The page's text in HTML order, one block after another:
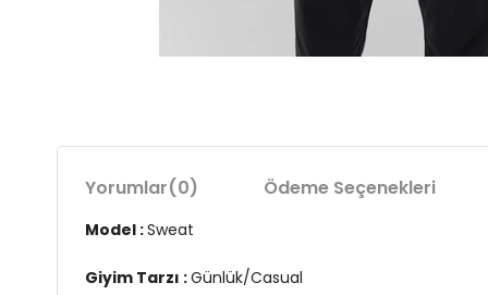
Yorumlar(0) Ödeme Seçenekleri
Model :Sweat
Giyim Tarzı :Günlük/Casual